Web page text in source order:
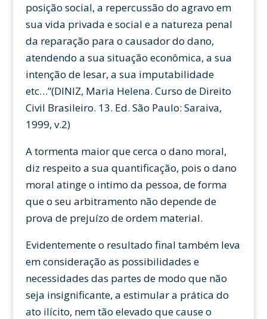
posição social, a repercussão do agravo em
sua vida privada e social e a natureza penal
da reparação para o causador do dano,
atendendo a sua situação econômica, a sua
intenção de lesar, a sua imputabilidade
etc…”(DINIZ, Maria Helena. Curso de Direito
Civil Brasileiro. 13. Ed. São Paulo: Saraiva,
1999, v.2)
A tormenta maior que cerca o dano moral,
diz respeito a sua quantificação, pois o dano
moral atinge o intimo da pessoa, de forma
que o seu arbitramento não depende de
prova de prejuízo de ordem material.
Evidentemente o resultado final também leva
em consideração as possibilidades e
necessidades das partes de modo que não
seja insignificante, a estimular a prática do
ato ilícito, nem tão elevado que cause o